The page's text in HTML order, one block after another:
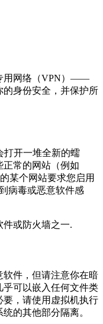
用网络（VPN）——
身份安全，并保护所
打开一堆全新的蠕
正常的网站（例如
某个网站要求您启用
病毒或恶意软件感
或防火墙之一.
件，但请注意你在暗
乎可以嵌入任何文件类
，请使用虚拟机执行
的其他部分隔离。